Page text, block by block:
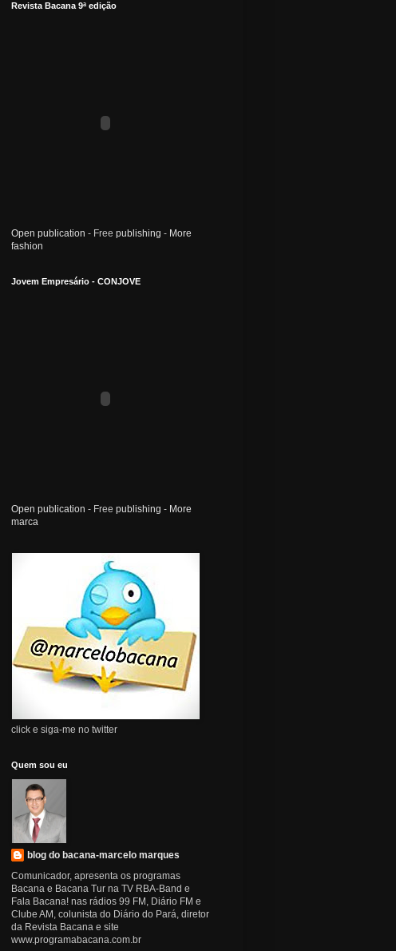
Revista Bacana 9ª edição
Open publication - Free publishing - More
fashion
Jovem Empresário - CONJOVE
Open publication - Free publishing - More
marca
click e siga-me no twitter
Quem sou eu
blog do bacana-marcelo marques
Comunicador, apresenta os programas
Bacana e Bacana Tur na TV RBA-Band e
Fala Bacana! nas rádios 99 FM, Diário FM e
Clube AM, colunista do Diário do Pará, diretor
da Revista Bacana e site
www.programabacana.com.br